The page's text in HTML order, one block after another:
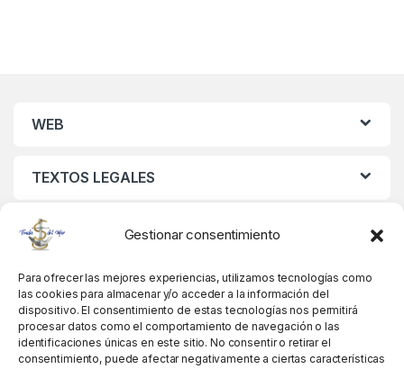
Gestionar consentimiento
Para ofrecer las mejores experiencias, utilizamos tecnologías como
las cookies para almacenar y/o acceder a la información del
dispositivo. El consentimiento de estas tecnologías nos permitirá
procesar datos como el comportamiento de navegación o las
identificaciones únicas en este sitio. No consentir o retirar el
consentimiento, puede afectar negativamente a ciertas características
WEB
TEXTOS LEGALES
MIS DATOS